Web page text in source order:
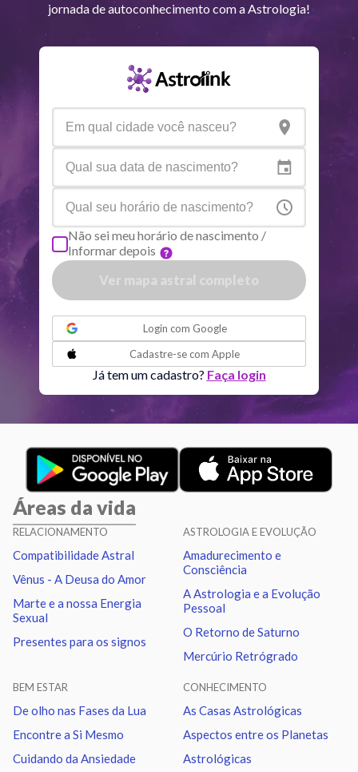
Saturno Ari 14° 35
Netuno Ari 4°7
Plutão Aqu 3
Quiron
Lilith Sag 25
Nodo norte
Aspectos ativos Orbe
Trígono Saturno 2.46
Lua Quadratura
Lua Marte
Lua Quadratura Netuno
Quiron
Lua Trígono Nodo norte
Mercúrio Sextil Vênus
jornada de autoconhecimento com a Astrologia!
Não sei meu horário de nascimento /
Informar depois
Login com Google
Cadastre-se com Apple
Já tem um cadastro? Faça login
Áreas da vida
RELACIONAMENTO
Compatibilidade Astral
Vênus - A Deusa do Amor
Marte e a nossa Energia
Sexual
Presentes para os signos
ASTROLOGIA E EVOLUÇÃO
Amadurecimento e
Consciência
A Astrologia e a Evolução
Pessoal
O Retorno de Saturno
Mercúrio Retrógrado
BEM ESTAR
De olho nas Fases da Lua
Encontre a Si Mesmo
Cuidando da Ansiedade
CONHECIMENTO
As Casas Astrológicas
Aspectos entre os Planetas
Astrológicas